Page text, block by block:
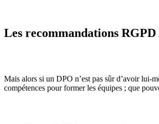
Les recommandations RGPD
Mais alors si un DPO n’est pas sûr d’avoir lui-
compétences pour former les équipes ; que